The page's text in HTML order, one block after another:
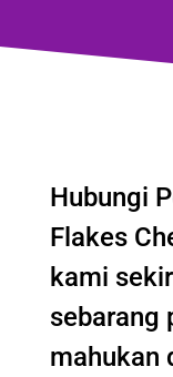
Hubungi
Flakes
kami
sebarang
mahukan